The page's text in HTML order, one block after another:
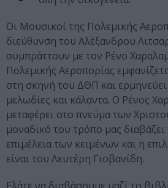
Οι Μουσικοί της Πολεμικής
διεύθυνση του Αλέξανδρου
συμπράττουν με τον Ρένο
Πολεμικής Αεροπορίας
στη σκηνή του ΔΘΠ και ερμηνεύει
μελωδίες και κάλαντα. Ο Ρένος
μεταφέρει στο πνεύμα των
μοναδικό του τρόπο μας
επιμέλεια των κειμένων και η
είναι του Λευτέρη Γιοβανίδη.